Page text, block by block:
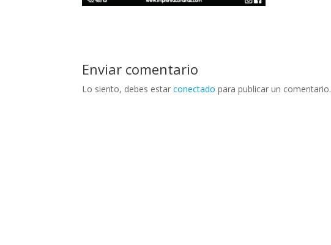
Enviar comentario
Lo siento, debes estarconectado para publicar un comentario.